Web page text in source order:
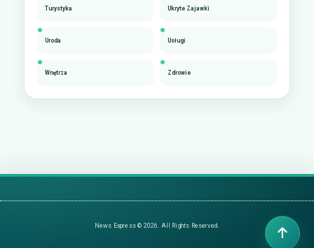
Turystyka Ukryte Zajawki
Uroda Usługi
Wnętrza Zdrowie
News Express © 2026. All Rights Reserved.